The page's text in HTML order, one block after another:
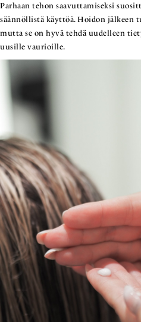
Parhaan tehon saavuttamiseksi
säännöllistä käyttöä. Hoidon jälkeen
mutta se on hyvä tehdä uudelleen
uusille vaurioille.